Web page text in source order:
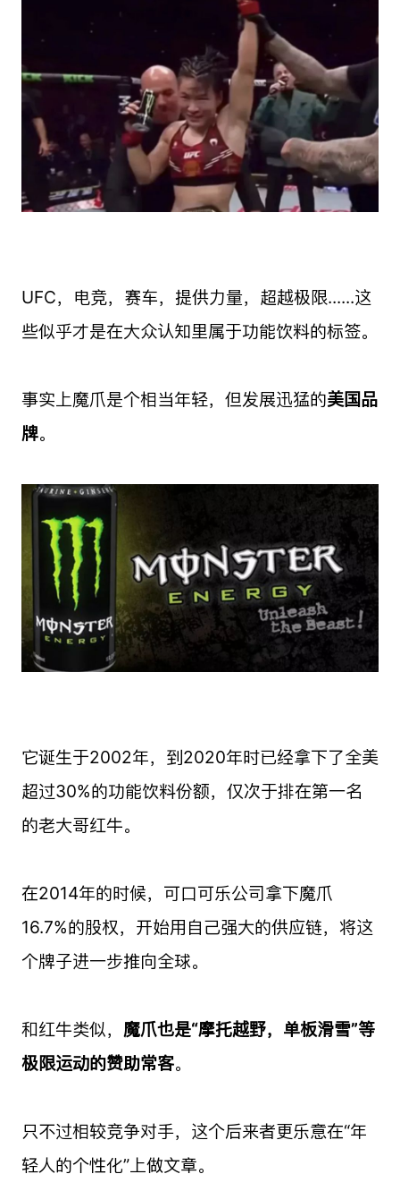
UFC，电竞，赛车，提供力量，超越极限......这
些似乎才是在大众认知里属于功能饮料的标签。
事实上魔爪是个相当年轻，但发展迅猛的美国品
牌。
它诞生于2002年，到2020年时已经拿下了全美
超过30%的功能饮料份额，仅次于排在第一名
的老大哥红牛。
在2014年的时候，可口可乐公司拿下魔爪
16.7%的股权，开始用自己强大的供应链，将这
个牌子进一步推向全球。
和红牛类似， 魔爪也是“摩托越野，单板滑雪”等
极限运动的赞助常客。
只不过相较竞争对手，这个后来者更乐意在“年
轻人的个性化”上做文章。